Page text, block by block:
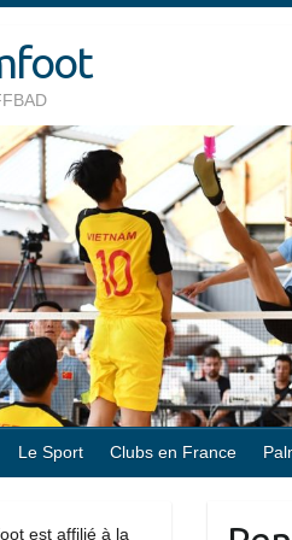
Le Sport Clubs en France
est affilié à la